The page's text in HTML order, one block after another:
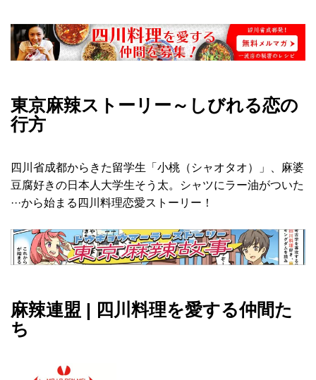
東京麻辣ストーリー～しびれる恋の
行方
四川省成都からきた留学生「小桃（シャオタオ）」、麻婆
豆腐好きの日本人大学生そう太。シャツにラー油がついた
···から始まる四川料理恋愛ストーリー！
麻辣連盟 | 四川料理を愛する仲間た
ち